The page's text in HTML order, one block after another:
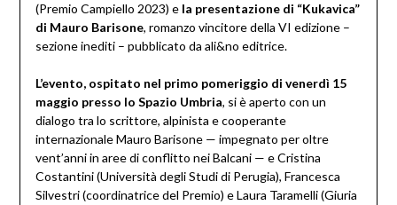
(Premio Campiello 2023) e la presentazione di “Kukavica”
di Mauro Barisone, romanzo vincitore della VI edizione –
sezione inediti – pubblicato da ali&no editrice.
L’evento, ospitato nel primo pomeriggio di venerdì 15
maggio presso lo Spazio Umbria, si è aperto con un
dialogo tra lo scrittore, alpinista e cooperante
internazionale Mauro Barisone — impegnato per oltre
vent’anni in aree di conflitto nei Balcani — e Cristina
Costantini (Università degli Studi di Perugia), Francesca
Silvestri (coordinatrice del Premio) e Laura Taramelli (Giuria